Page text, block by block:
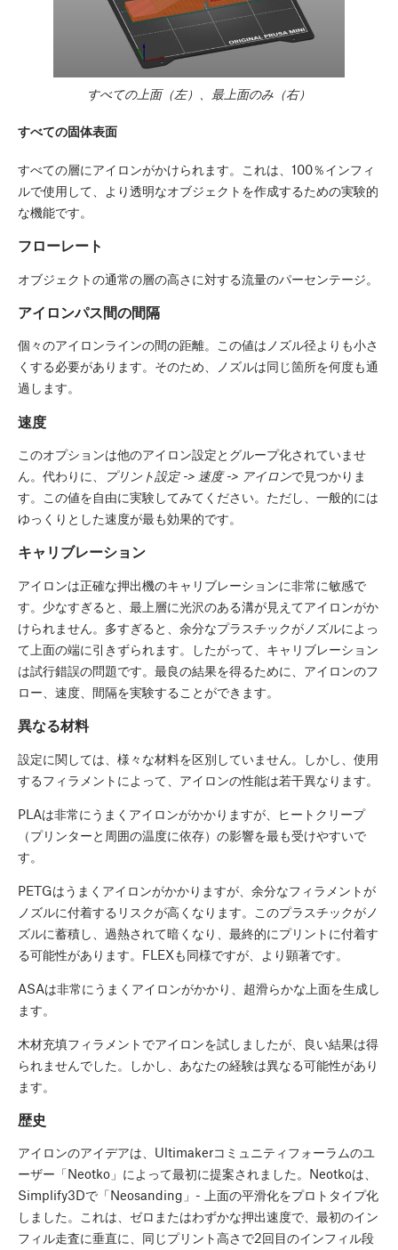
すべての上面（左）、最上面のみ（右）
すべての固体表面
すべての層にアイロンがかけられます。これは、100％インフィ
ルで使用して、より透明なオブジェクトを作成するための実験的
な機能です。
フローレート
オブジェクトの通常の層の高さに対する流量のパーセンテージ。
アイロンパス間の間隔
個々のアイロンラインの間の距離。この値はノズル径よりも小さ
くする必要があります。そのため、ノズルは同じ箇所を何度も通
過します。
速度
このオプションは他のアイロン設定とグループ化されていませ
ん。代わりに、
プリント設定 -> 速度 -> アイロンで見つかりま
す。この値を自由に実験してみてください。ただし、一般的には
ゆっくりとした速度が最も効果的です。
キャリブレーション
アイロンは正確な押出機のキャリブレーションに非常に敏感で
す。少なすぎると、最上層に光沢のある溝が見えてアイロンがか
けられません。多すぎると、余分なプラスチックがノズルによっ
て上面の端に引きずられます。したがって、キャリブレーション
は試行錯誤の問題です。最良の結果を得るために、アイロンのフ
ロー、速度、間隔を実験することができます。
異なる材料
設定に関しては、様々な材料を区別していません。しかし、使用
するフィラメントによって、アイロンの性能は若干異なります。
PLAは非常にうまくアイロンがかかりますが、ヒートクリープ
（プリンターと周囲の温度に依存）の影響を最も受けやすいで
す。
PETGはうまくアイロンがかかりますが、余分なフィラメントが
ノズルに付着するリスクが高くなります。このプラスチックがノ
ズルに蓄積し、過熱されて暗くなり、最終的にプリントに付着す
る可能性があります。FLEXも同様ですが、より顕著です。
ASAは非常にうまくアイロンがかかり、超滑らかな上面を生成し
ます。
木材充填フィラメントでアイロンを試しましたが、良い結果は得
られませんでした。しかし、あなたの経験は異なる可能性があり
ます。
歴史
アイロンのアイデアは、Ultimakerコミュニティフォーラムのユ
ーザー「Neotko」によって最初に提案されました。Neotkoは、
Simplify3Dで「Neosanding」- 上面の平滑化をプロトタイプ化
しました。これは、ゼロまたはわずかな押出速度で、最初のイン
フィル走査に垂直に、同じプリント高さで2回目のインフィル段